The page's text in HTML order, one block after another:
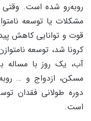
روبه‌رو شده است.
مشکلات یا توسعه
قوت و توانایی کاهش
کرونا شد، توسعه
آب، یک روز با مساله
مسکن، ازدواج و …
دوره طولانی فقدان
است.